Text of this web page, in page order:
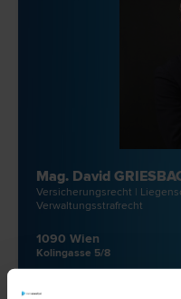
Mag. David
Versicherungs­recht |
Verwaltungsstraf­recht
1090 Wien
Kolingasse 5/8